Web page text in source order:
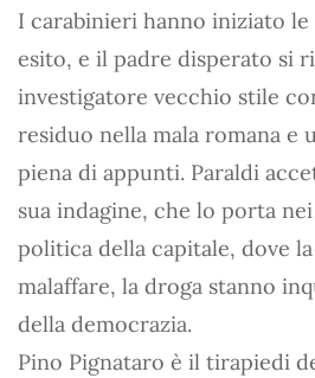
I carabinieri hanno iniziato le
esito, e il padre disperato si
investigatore vecchio stile
residuo nella mala romana e
piena di appunti. Paraldi
sua indagine, che lo porta
politica della capitale, dove
malaffare, la droga stanno
della democrazia.
Pino Pignataro è il tirapiedi